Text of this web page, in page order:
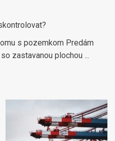
s pozemkom Predám
zastavanou plochou ...